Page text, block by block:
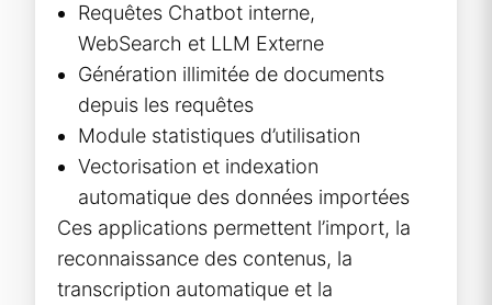
Requêtes Chatbot interne,
WebSearch et LLM Externe
Génération illimitée de documents
depuis les requêtes
Module statistiques d’utilisation
Vectorisation et indexation
automatique des données importées
Ces applications permettent l’import, la
reconnaissance des contenus, la
transcription automatique et la